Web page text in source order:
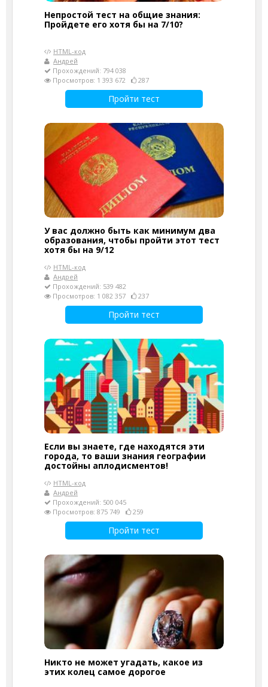
Непростой тест на общие знания:
Пройдете его хотя бы на 7/10?
HTML-код
Андрей
Прохождений: 794 038
Просмотров: 1 393 672
287
Пройти тест
У вас должно быть как минимум два
образования, чтобы пройти этот тест
хотя бы на 9/12
HTML-код
Андрей
Прохождений: 539 482
Просмотров: 1 082 357
237
Пройти тест
Если вы знаете, где находятся эти
города, то ваши знания географии
достойны аплодисментов!
HTML-код
Андрей
Прохождений: 500 045
Просмотров: 875 749
259
Пройти тест
Никто не может угадать, какое из
этих колец самое дорогое